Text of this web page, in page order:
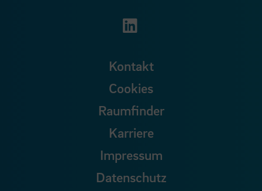
Zu unserer
Kontakt
Cookies
Raumfinder
Karriere
Impressum
Datenschutz